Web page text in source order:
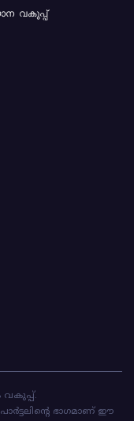
വകുപ്പ്
വകുപ്പ്.
ഭാഗമാണ് ഈ